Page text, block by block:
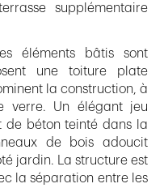
supplémentaire
éléments bâtis sont
une toiture plate
la construction, à
verre. Un élégant jeu
de béton teinté dans la
de bois adoucit
jardin. La structure est
la séparation entre les